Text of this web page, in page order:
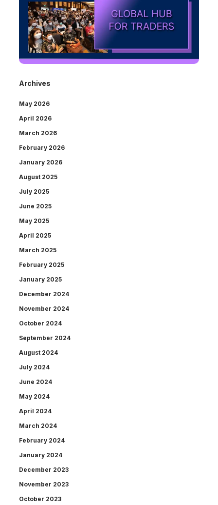
Archives
May 2026
April 2026
March 2026
February 2026
January 2026
August 2025
July 2025
June 2025
May 2025
April 2025
March 2025
February 2025
January 2025
December 2024
November 2024
October 2024
September 2024
August 2024
July 2024
June 2024
May 2024
April 2024
March 2024
February 2024
January 2024
December 2023
November 2023
October 2023